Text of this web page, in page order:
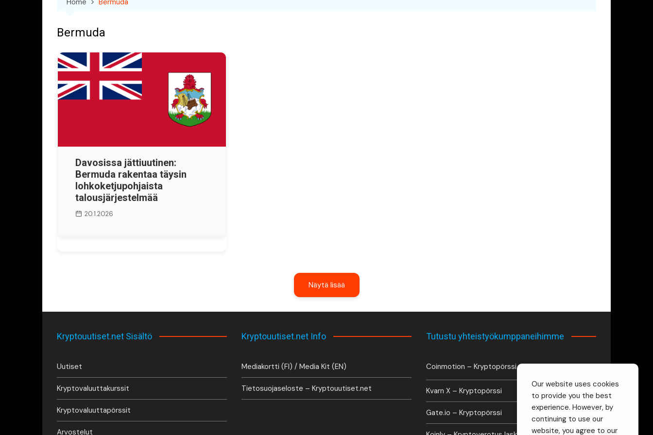
Bermuda
Davosissa jättiuutinen:
Bermuda rakentaa täysin
lohkoketjupohjaista
talousjärjestelmää
20.1.2026
Näytä lisää
Kryptouutiset.net Sisältö
Uutiset
Kryptovaluuttakurssit
Kryptovaluuttapörssit
Arvostelut
Kryptouutiset.net Info
Mediakortti (FI) / Media Kit (EN)
Tietosuojaseloste – Kryptouutiset.net
Tutustu yhteistyökumppaneihimme
Coinmotion – Kryptopörssi
Kvarn X – Kryptopörssi
Gate.io – Kryptopörssi
Our website uses cookies
to provide you the best
experience. However, by
continuing to use our
website, you agree to our